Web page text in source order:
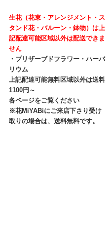
生花（花束・アレンジメント・ス
タンド花・バルーン・鉢物）は上
記配達可能区域以外は配送できま
せん
・プリザーブドフラワー・ハーバ
リウム
上記配達可能無料区域以外は送料
1100円～
各ページをご覧ください
※花MiYABiにご来店下さり受け
取りの場合は、送料無料です。